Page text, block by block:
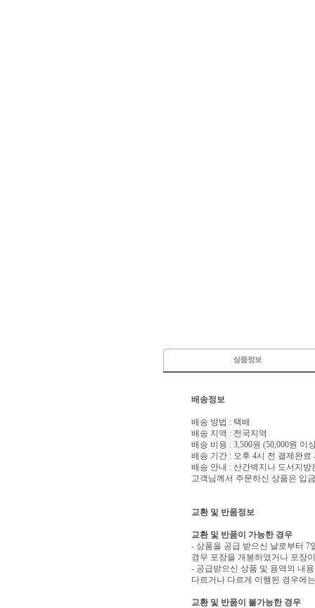
배송정보
배송 방법 : 택배
배송 지역 : 전국지역
배송 비용 : 3,500원 (50,000원 이
배송 기간 : 오후 4시 전 결제완료
배송 안내 : 산간벽지나 도서지
고객님께서 주문하신 상품은 입
교환 및 반품정보
교환 및 반품이 가능한 경우
- 상품을 공급 받으신 날로부터 7
경우 포장을 개봉하였거나 포장
- 공급받으신 상품 및 용역의 내
다르거나 다르게 이행된 경우에
교환 및 반품이 불가능한 경우